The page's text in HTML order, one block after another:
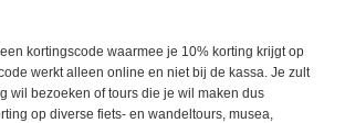
kortingscode waarmee je 10% korting krijgt op
werkt alleen online en niet bij de kassa. Je zult
wil bezoeken of tours die je wil maken dus
op diverse fiets- en wandeltours, musea,